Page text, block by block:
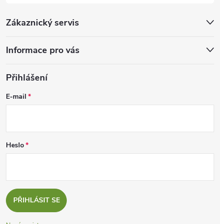
Zákaznický servis
Informace pro vás
Přihlášení
E-mail
Heslo
PŘIHLÁSIT SE